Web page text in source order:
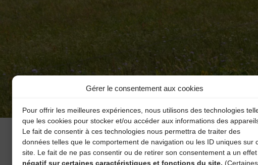
Gérer le consentement aux cookies
Pour offrir les meilleures expériences, nous utilisons des technologies
que les cookies pour stocker et/ou accéder aux informations des
Le fait de consentir à ces technologies nous permettra de traiter des
données telles que le comportement de navigation ou les ID uniques sur
site. Le fait de ne pas consentir ou de retirer son consentement a un effet
négatif sur certaines caractéristiques et fonctions du site. (Certaines